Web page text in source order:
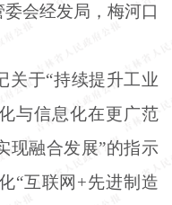
会经发局，梅河口
关于“持续提升工业
与信息化在更广范
现融合发展”的指示
“互联网+先进制造